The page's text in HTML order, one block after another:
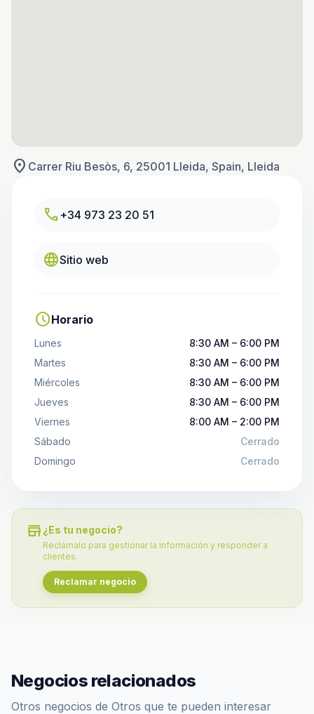
location_on Carrer Riu Besòs, 6, 25001 Lleida, Spain, Lleida
call +34 973 23 20 51
languageSitio web
scheduleHorario
Lunes
8:30 AM – 6:00 PM
Martes
8:30 AM – 6:00 PM
Miércoles
8:30 AM – 6:00 PM
Jueves
8:30 AM – 6:00 PM
Viernes
8:00 AM – 2:00 PM
Sábado
Cerrado
Domingo
Cerrado
store ¿Es tu negocio?
Reclámalo para gestionar la información y responder a
clientes.
Reclamar negocio
Negocios relacionados
Otros negocios de Otros que te pueden interesar